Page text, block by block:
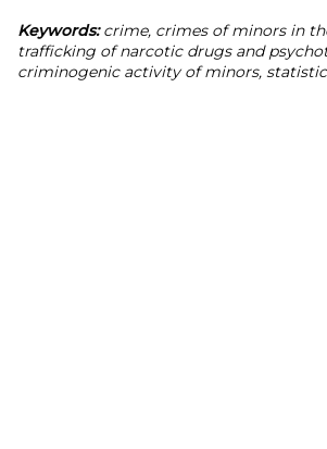
Keywords:crime, crimes of minors in
trafficking of narcotic drugs and
criminogenic activity of minors,